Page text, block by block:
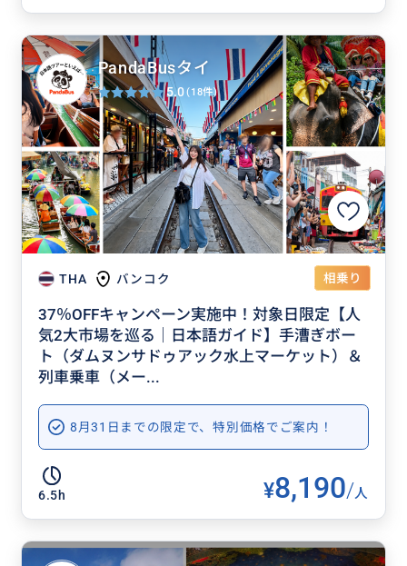
THA バンコク 相乗り
37％OFFキャンペーン実施中！対象日限定【人
気2大市場を巡る｜日本語ガイド】手漕ぎボー
ト（ダムヌンサドゥアック水上マーケット）＆
列車乗車（メー...
8月31日までの限定で、特別価格でご案内！
6.5h ¥8,190/人
PandaBusタイ
5.0(18件)